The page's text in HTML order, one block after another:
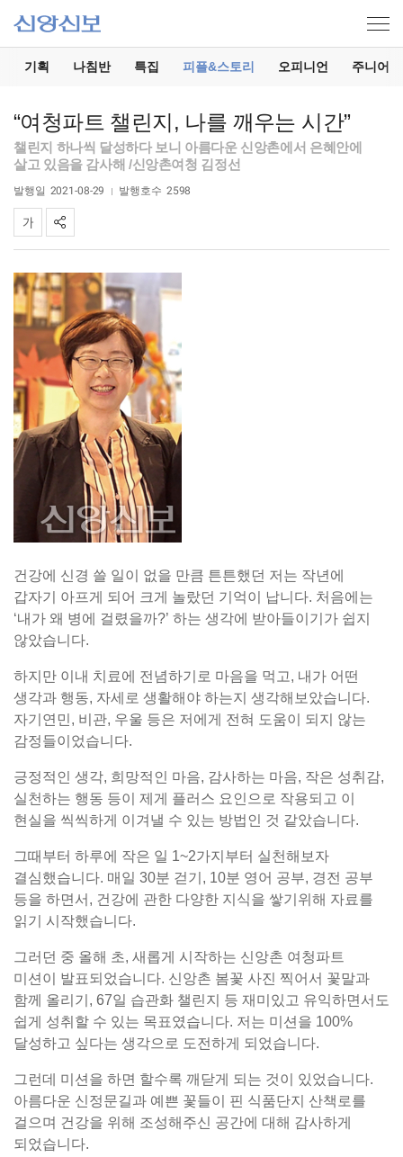
기획 나침반 특집 피플&스토리 오피니언 주니어
“여청파트 챌린지, 나를 깨우는 시간”
챌린지 하나씩 달성하다 보니 아름다운 신앙촌에서 은혜안에
살고 있음을 감사해 /신앙촌여청 김정선
발행일 2021-08-29 발행호수 2598
건강에 신경 쓸 일이 없을 만큼 튼튼했던 저는 작년에
갑자기 아프게 되어 크게 놀랐던 기억이 납니다. 처음에는
‘내가 왜 병에 걸렸을까?’ 하는 생각에 받아들이기가 쉽지
않았습니다.
하지만 이내 치료에 전념하기로 마음을 먹고, 내가 어떤
생각과 행동, 자세로 생활해야 하는지 생각해보았습니다.
자기연민, 비관, 우울 등은 저에게 전혀 도움이 되지 않는
감정들이었습니다.
긍정적인 생각, 희망적인 마음, 감사하는 마음, 작은 성취감,
실천하는 행동 등이 제게 플러스 요인으로 작용되고 이
현실을 씩씩하게 이겨낼 수 있는 방법인 것 같았습니다.
그때부터 하루에 작은 일 1~2가지부터 실천해보자
결심했습니다. 매일 30분 걷기, 10분 영어 공부, 경전 공부
등을 하면서, 건강에 관한 다양한 지식을 쌓기위해 자료를
읽기 시작했습니다.
그러던 중 올해 초, 새롭게 시작하는 신앙촌 여청파트
미션이 발표되었습니다. 신앙촌 봄꽃 사진 찍어서 꽃말과
함께 올리기, 67일 습관화 챌린지 등 재미있고 유익하면서도
쉽게 성취할 수 있는 목표였습니다. 저는 미션을 100%
달성하고 싶다는 생각으로 도전하게 되었습니다.
그런데 미션을 하면 할수록 깨닫게 되는 것이 있었습니다.
아름다운 신정문길과 예쁜 꽃들이 핀 식품단지 산책로를
걸으며 건강을 위해 조성해주신 공간에 대해 감사하게
되었습니다.